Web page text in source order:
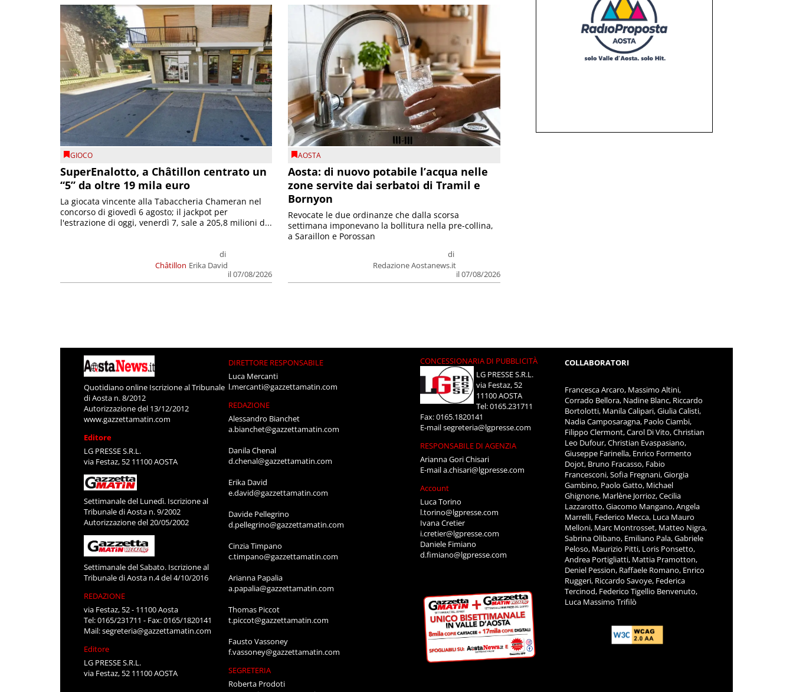
GIOCO
SuperEnalotto, a Châtillon centrato un
“5” da oltre 19 mila euro
Châtillon
di
Erika David
il 07/08/2026
La giocata vincente alla Tabaccheria Chameran nel
concorso di giovedì 6 agosto; il jackpot per
l'estrazione di oggi, venerdì 7, sale a 205,8 milioni d...
AOSTA
Aosta: di nuovo potabile l’acqua nelle
zone servite dai serbatoi di Tramil e
Bornyon
di
Redazione Aostanews.it
il 07/08/2026
Revocate le due ordinanze che dalla scorsa
settimana imponevano la bollitura nella pre-collina,
a Saraillon e Porossan
Quotidiano online Iscrizione al Tribunale
di Aosta n. 8/2012
Autorizzazione del 13/12/2012
www.gazzettamatin.com
Editore
LG PRESSE S.R.L.
via Festaz, 52 11100 AOSTA
Settimanale del Lunedì. Iscrizione al
Tribunale di Aosta n. 9/2002
Autorizzazione del 20/05/2002
Settimanale del Sabato. Iscrizione al
Tribunale di Aosta n.4 del 4/10/2016
REDAZIONE
via Festaz, 52 - 11100 Aosta
Tel: 0165/231711 - Fax: 0165/1820141
Mail:segreteria@gazzettamatin.com
Editore
LG PRESSE S.R.L.
via Festaz, 52 11100 AOSTA
DIRETTORE RESPONSABILE
Luca Mercanti
l.mercanti@gazzettamatin.com
REDAZIONE
Alessandro Bianchet
a.bianchet@gazzettamatin.com
Danila Chenal
d.chenal@gazzettamatin.com
Erika David
e.david@gazzettamatin.com
Davide Pellegrino
d.pellegrino@gazzettamatin.com
Cinzia Timpano
c.timpano@gazzettamatin.com
Arianna Papalia
a.papalia@gazzettamatin.com
Thomas Piccot
t.piccot@gazzettamatin.com
Fausto Vassoney
f.vassoney@gazzettamatin.com
SEGRETERIA
Roberta Prodoti
CONCESSIONARIA DI PUBBLICITÀ
LG PRESSE S.R.L.
via Festaz, 52
11100 AOSTA
Tel: 0165.231711
Fax: 0165.1820141
E-mailsegreteria@lgpresse.com
RESPONSABILE DI AGENZIA
Arianna Gori Chisari
E-maila.chisari@lgpresse.com
Account
Luca Torino
l.torino@lgpresse.com
Ivana Cretier
i.cretier@lgpresse.com
Daniele Fimiano
d.fimiano@lgpresse.com
COLLABORATORI
Francesca Arcaro, Massimo Altini,
Corrado Bellora, Nadine Blanc, Riccardo
Bortolotti, Manila Calipari, Giulia Calisti,
Nadia Camposaragna, Paolo Ciambi,
Filippo Clermont, Carol Di Vito, Christian
Leo Dufour, Christian Evaspasiano,
Giuseppe Farinella, Enrico Formento
Dojot, Bruno Fracasso, Fabio
Francesconi, Sofia Fregnani, Giorgia
Gambino, Paolo Gatto, Michael
Ghignone, Marlène Jorrioz, Cecilia
Lazzarotto, Giacomo Mangano, Angela
Marrelli, Federico Mecca, Luca Mauro
Melloni, Marc Montrosset, Matteo Nigra,
Sabrina Olibano, Emiliano Pala, Gabriele
Peloso, Maurizio Pitti, Loris Ponsetto,
Andrea Portigliatti, Mattia Pramotton,
Deniel Pession, Raffaele Romano, Enrico
Ruggeri, Riccardo Savoye, Federica
Tercinod, Federico Tigellio Benvenuto,
Luca Massimo Trifilò